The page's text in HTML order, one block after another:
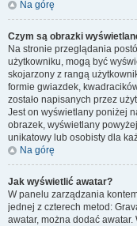
Na górę
Czym są obrazki
Na stronie przeglądania
użytkowniku, mogą być
skojarzony z rangą
formie gwiazdek,
zostało napisanych przez
Jest on wyświetlany poniżej
obrazek, wyświetlany
unikatowy lub osobisty dla
Na górę
Jak wyświetlić awatar?
W panelu zarządzania
jednej z czterech metod:
awatar, można dodać